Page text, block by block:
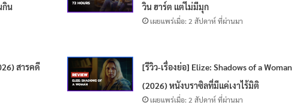
กิน
วิน ฮาร์ต แต่ไม่มีมุก
เผยแพร่เมื่อ: 2 สัปดาห์ ที่ผ่านมา
สารคดี
[รีวิว-เรื่องย่อ] Elize: Shadows of a Woman
(2026) หนังบราซิลที่มีแค่เงาไร้มิติ
เผยแพร่เมื่อ: 2 สัปดาห์ ที่ผ่านมา